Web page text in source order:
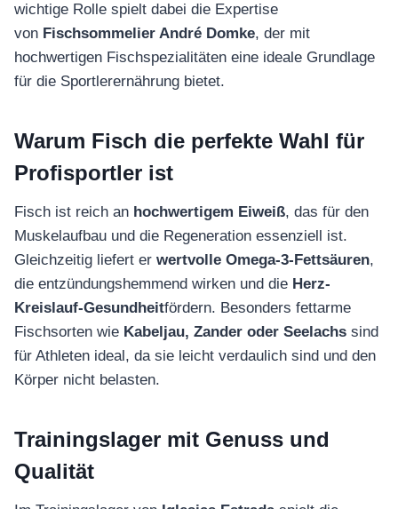
wichtige Rolle spielt dabei die Expertise
von Fischsommelier André Domke, der mit
hochwertigen Fischspezialitäten eine ideale Grundlage
für die Sportlerernährung bietet.
Warum Fisch die perfekte Wahl für
Profisportler ist
Fisch ist reich an hochwertigem Eiweiß, das für den
Muskelaufbau und die Regeneration essenziell ist.
Gleichzeitig liefert er wertvolle Omega-3-Fettsäuren,
die entzündungshemmend wirken und die Herz-
Kreislauf-Gesundheitfördern. Besonders fettarme
Fischsorten wie Kabeljau, Zander oder Seelachs sind
für Athleten ideal, da sie leicht verdaulich sind und den
Körper nicht belasten.
Trainingslager mit Genuss und
Qualität